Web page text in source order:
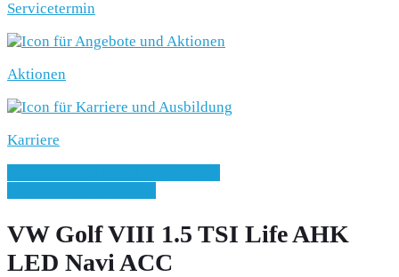
Servicetermin
Aktionen
Karriere
VW Golf VIII 1.5 TSI Life AHK
LED Navi ACC